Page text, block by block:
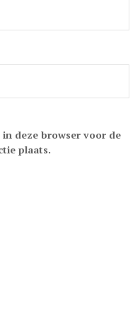
deze browser voor de
plaats.